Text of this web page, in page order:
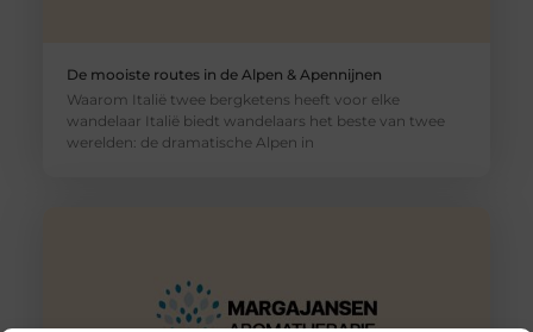
De mooiste routes in de Alpen & Apennijnen
Waarom Italië twee bergketens heeft voor elke
wandelaar Italië biedt wandelaars het beste van twee
werelden: de dramatische Alpen in